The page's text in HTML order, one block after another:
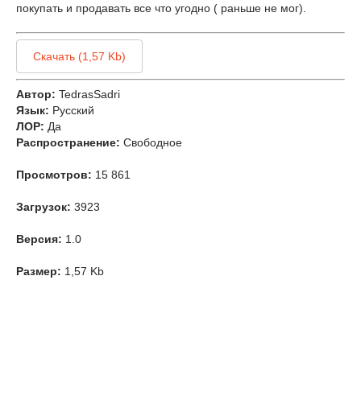
покупать и продавать все что угодно ( раньше не мог).
Скачать (1,57 Kb)
Автор: TedrasSadri
Язык: Русский
ЛОР: Да
Распространение: Свободное
Просмотров: 15 861
Загрузок: 3923
Версия: 1.0
Размер: 1,57 Kb